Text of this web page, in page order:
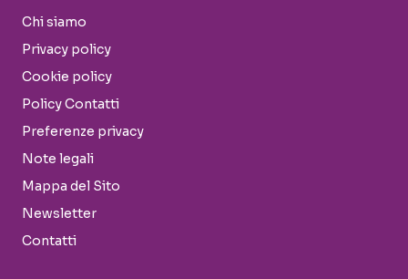
Chi siamo
Privacy policy
Cookie policy
Policy Contatti
Preferenze privacy
Note legali
Mappa del Sito
Newsletter
Contatti